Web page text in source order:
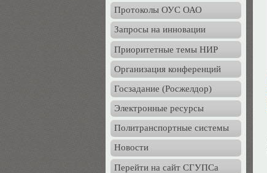
Протоколы ОУС ОАО
Запросы на инновации
Приоритетные темы НИР
Организация конференций
Госзадание (Росжелдор)
Электронные ресурсы
Политранспортные системы
Новости
Перейти на сайт СГУПСа